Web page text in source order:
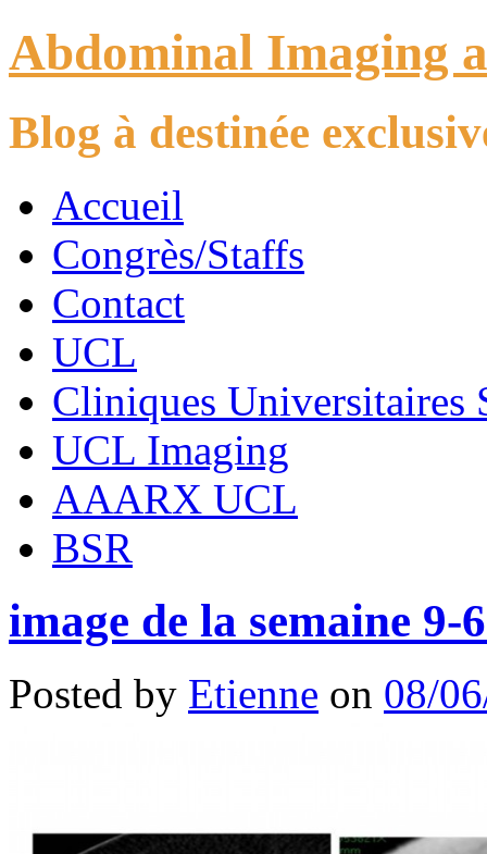
Abdominal Imaging
Blog à destinée
Accueil
Congrès/Staffs
Contact
UCL
Cliniques Universitaires
UCL Imaging
AAARX UCL
BSR
image de la semaine 9-
Posted by Etienne on 08/